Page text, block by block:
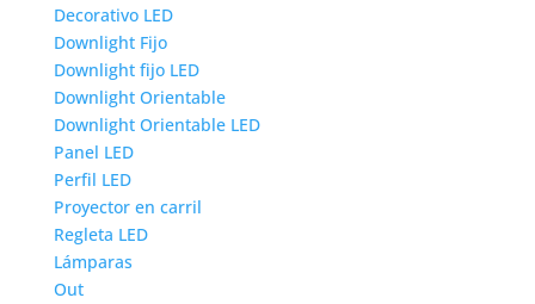
Decorativo LED
Downlight Fijo
Downlight fijo LED
Downlight Orientable
Downlight Orientable LED
Panel LED
Perfil LED
Proyector en carril
Regleta LED
Lámparas
Out